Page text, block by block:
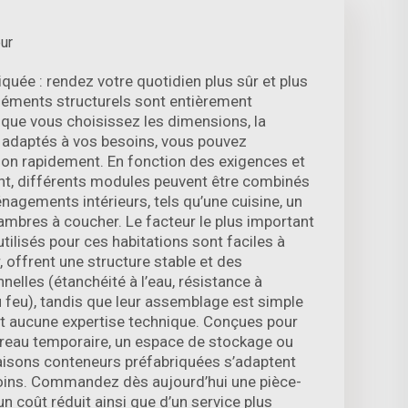
: rendez votre quotidien plus sûr et plus
structurels sont entièrement
vous choisissez les dimensions, la
à vos besoins, vous pouvez
rapidement. En fonction des exigences et
différents modules peuvent être combinés
intérieurs, tels qu’une cuisine, un
à coucher. Le facteur le plus important
pour ces habitations sont faciles à
offrent une structure stable et des
(étanchéité à l’eau, résistance à
feu), tandis que leur assemblage est simple
expertise technique. Conçues pour
temporaire, un espace de stockage ou
conteneurs préfabriquées s’adaptent
Commandez dès aujourd’hui une pièce-
coût réduit ainsi que d’un service plus